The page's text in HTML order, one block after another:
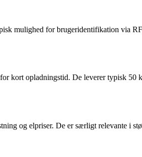
mulighed for brugeridentifikation via
kort opladningstid. De leverer typisk
og elpriser. De er særligt relevante i